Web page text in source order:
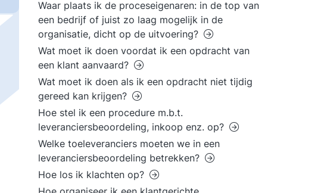
Waar plaats ik de proceseigenaren: in de top van
een bedrijf of juist zo laag mogelijk in de
organisatie, dicht op de uitvoering?
Wat moet ik doen voordat ik een opdracht van
een klant aanvaard?
Wat moet ik doen als ik een opdracht niet tijdig
gereed kan krijgen?
Hoe stel ik een procedure m.b.t.
leveranciersbeoordeling, inkoop enz. op?
Welke toeleveranciers moeten we in een
leveranciersbeoordeling betrekken?
Hoe los ik klachten op?